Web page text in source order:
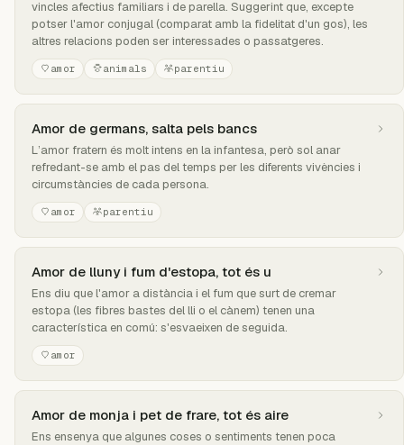
vincles afectius familiars i de parella. Suggerint que, excepte
potser l'amor conjugal (comparat amb la fidelitat d'un gos), les
altres relacions poden ser interessades o passatgeres.
amor animals parentiu
Amor de germans, salta pels bancs
L’amor fratern és molt intens en la infantesa, però sol anar
refredant-se amb el pas del temps per les diferents vivències i
circumstàncies de cada persona.
amor parentiu
Amor de lluny i fum d'estopa, tot és u
Ens diu que l'amor a distància i el fum que surt de cremar
estopa (les fibres bastes del lli o el cànem) tenen una
característica en comú: s'esvaeixen de seguida.
amor
Amor de monja i pet de frare, tot és aire
Ens ensenya que algunes coses o sentiments tenen poca